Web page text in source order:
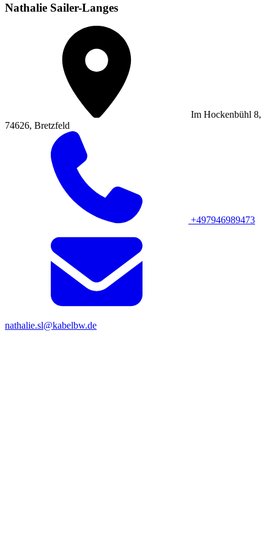
Nathalie Sailer-Langes
Im Hockenbühl 8,
74626, Bretzfeld
+497946989473
nathalie.sl@kabelbw.de